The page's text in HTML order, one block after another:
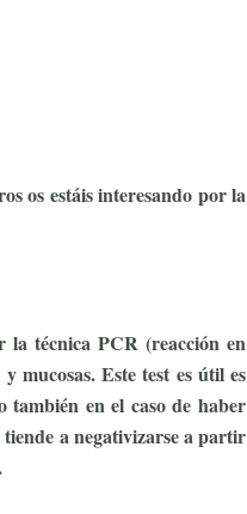
os estáis interesando por la
la técnica PCR (reacción en
mucosas. Este test es útil es
en el caso de haber
a negativizarse a partir